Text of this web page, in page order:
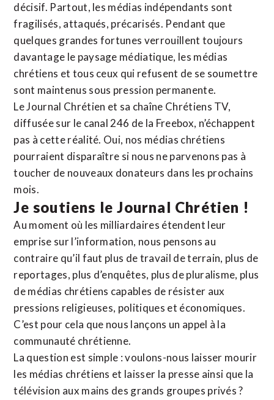
décisif. Partout, les médias indépendants sont
fragilisés, attaqués, précarisés. Pendant que
quelques grandes fortunes verrouillent toujours
davantage le paysage médiatique, les médias
chrétiens et tous ceux qui refusent de se soumettre
sont maintenus sous pression permanente.
Le Journal Chrétien et sa chaîne Chrétiens TV,
diffusée sur le canal 246 de la Freebox, n’échappent
pas à cette réalité. Oui, nos médias chrétiens
pourraient disparaître si nous ne parvenons pas à
toucher de nouveaux donateurs dans les prochains
mois.
Je soutiens le Journal Chrétien !
Au moment où les milliardaires étendent leur
emprise sur l’information, nous pensons au
contraire qu’il faut plus de travail de terrain, plus de
reportages, plus d’enquêtes, plus de pluralisme, plus
de médias chrétiens capables de résister aux
pressions religieuses, politiques et économiques.
C’est pour cela que nous lançons un appel à la
communauté chrétienne.
La question est simple : voulons-nous laisser mourir
les médias chrétiens et laisser la presse ainsi que la
télévision aux mains des grands groupes privés ?